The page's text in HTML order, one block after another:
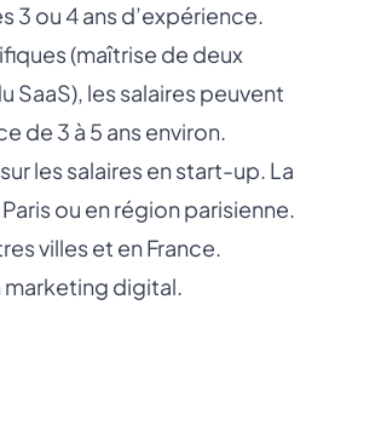
3 ou 4 ans d’expérience.
(maîtrise de deux
les salaires peuvent
de 3 à 5 ans environ.
les salaires en start-up. La
ou en région parisienne.
villes et en France.
marketing digital.